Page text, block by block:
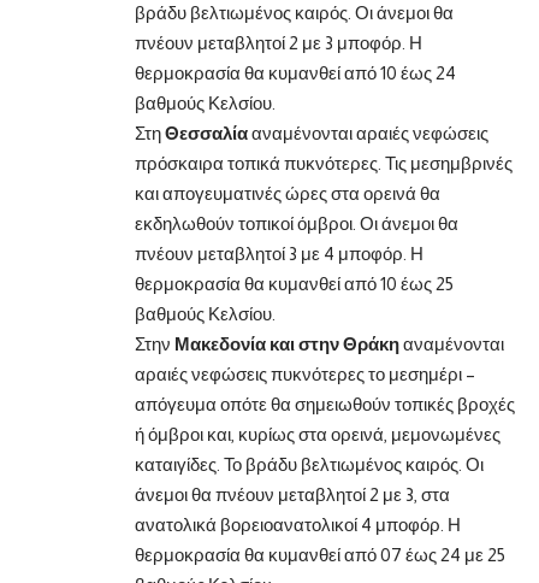
βράδυ βελτιωμένος καιρός. Οι άνεμοι θα
πνέουν μεταβλητοί 2 με 3 μποφόρ. Η
θερμοκρασία θα κυμανθεί από 10 έως 24
βαθμούς Κελσίου.
ΣτηΘεσσαλίααναμένονται αραιές νεφώσεις
πρόσκαιρα τοπικά πυκνότερες. Τις μεσημβρινές
και απογευματινές ώρες στα ορεινά θα
εκδηλωθούν τοπικοί όμβροι. Οι άνεμοι θα
πνέουν μεταβλητοί 3 με 4 μποφόρ. Η
θερμοκρασία θα κυμανθεί από 10 έως 25
βαθμούς Κελσίου.
Στην Μακεδονία και στην Θράκηαναμένονται
αραιές νεφώσεις πυκνότερες το μεσημέρι –
απόγευμα οπότε θα σημειωθούν τοπικές βροχές
ή όμβροι και, κυρίως στα ορεινά, μεμονωμένες
καταιγίδες. Το βράδυ βελτιωμένος καιρός. Οι
άνεμοι θα πνέουν μεταβλητοί 2 με 3, στα
ανατολικά βορειοανατολικοί 4 μποφόρ. Η
θερμοκρασία θα κυμανθεί από 07 έως 24 με 25